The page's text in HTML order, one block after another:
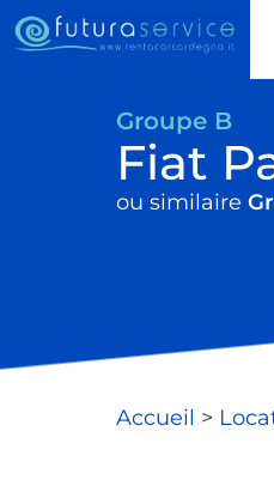
Groupe B
Fiat
ou similaire
Accueil >